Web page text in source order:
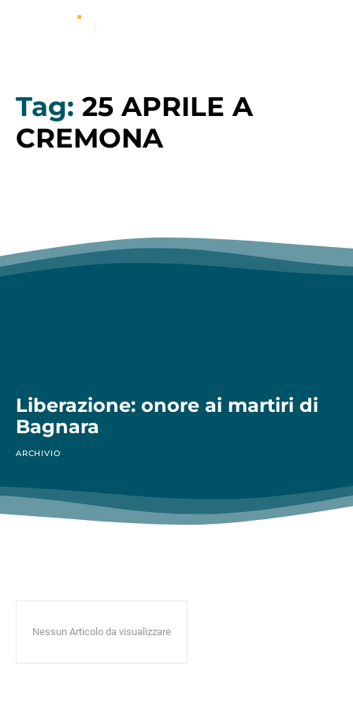
Tag: 25 APRILE A
CREMONA
Liberazione: onore ai martiri di
Bagnara
ARCHIVIO
Nessun Articolo da visualizzare